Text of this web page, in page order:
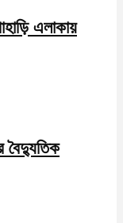
এলাকায়
বৈদ্যুতিক